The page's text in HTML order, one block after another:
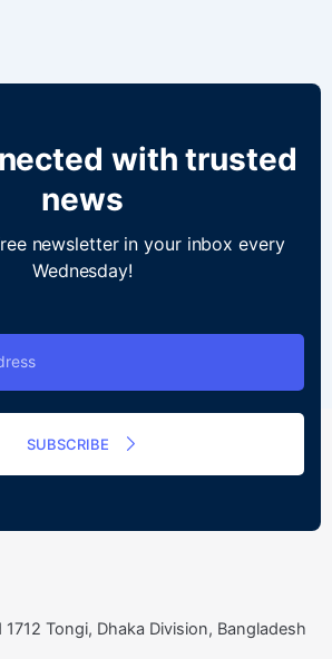
with trusted
news
newsletter in your inbox every
Wednesday!
SUBSCRIBE
1712 Tongi, Dhaka Division, Bangladesh